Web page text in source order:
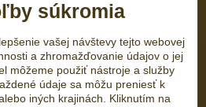
súkromia
vašej návštevy tejto webovej
a zhromažďovanie údajov o jej
môžeme použiť nástroje a služby
údaje sa môžu preniesť k
iných krajinách. Kliknutím na